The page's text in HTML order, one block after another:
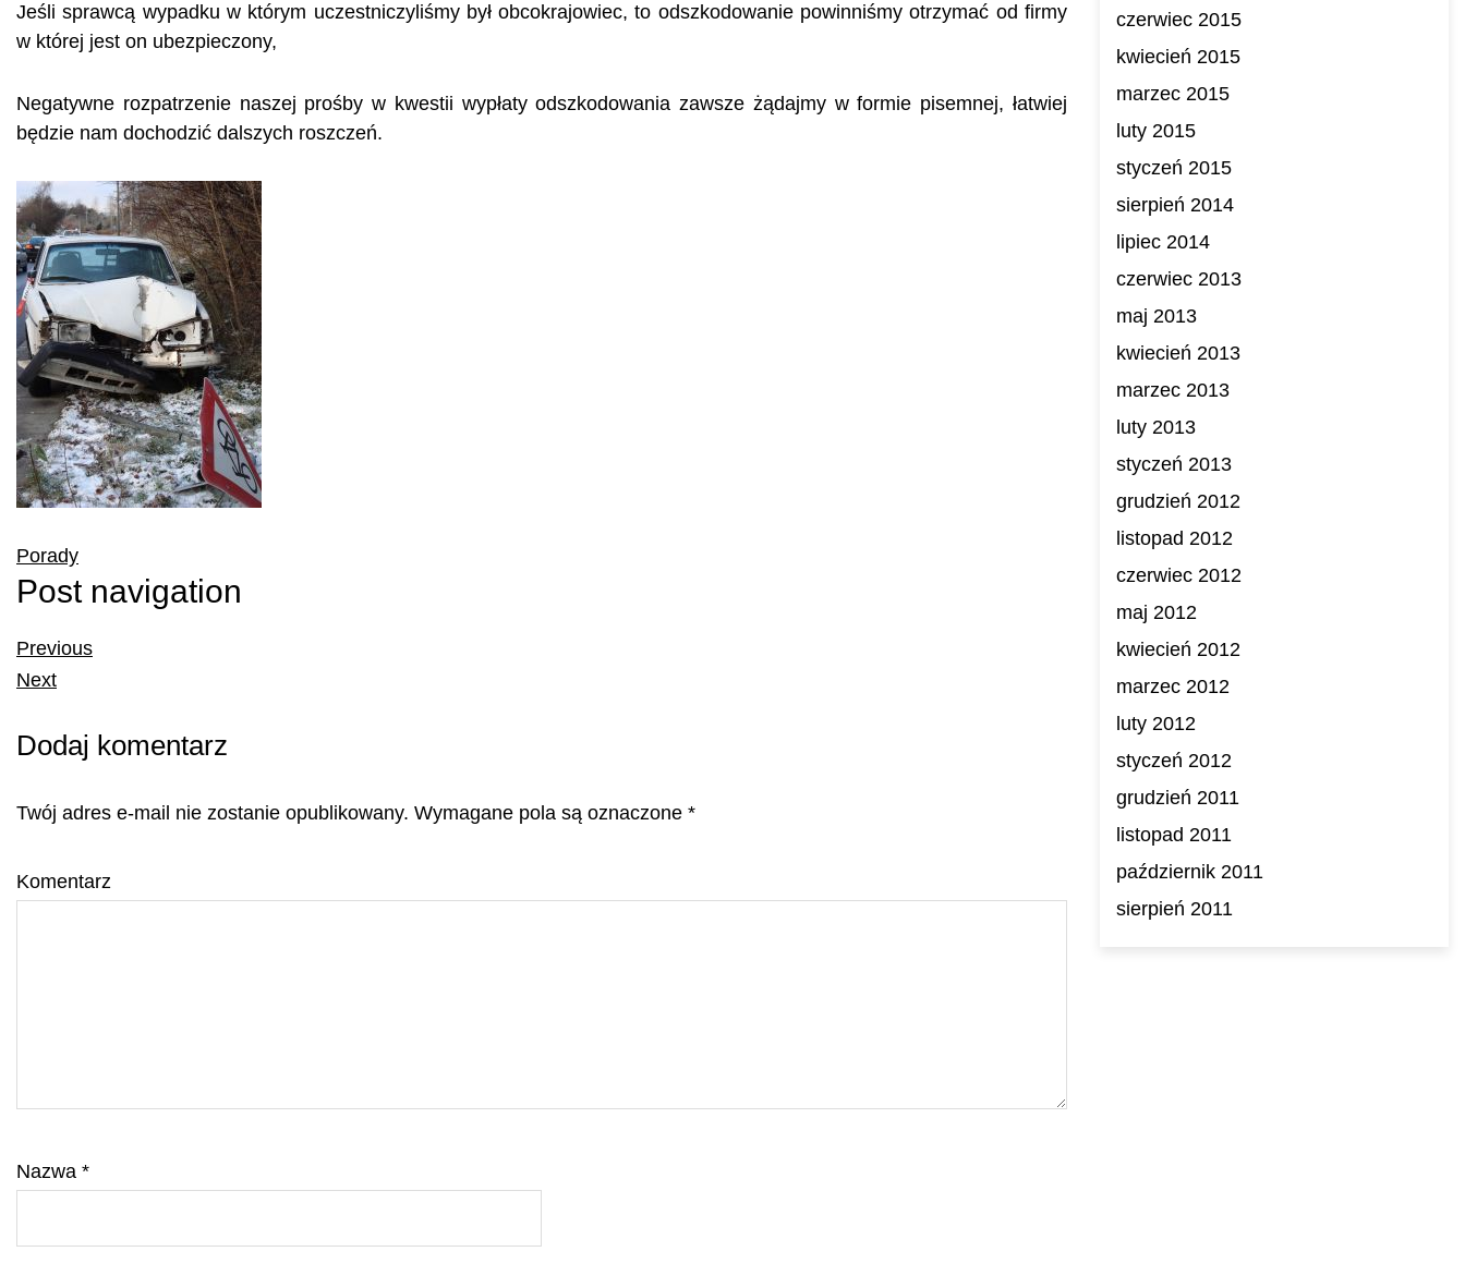
Jeśli sprawcą wypadku w którym uczestniczyliśmy był obcokrajowiec, to odszkodowanie powinniśmy otrzymać od firmy
w której jest on ubezpieczony,
Negatywne rozpatrzenie naszej prośby w kwestii wypłaty odszkodowania zawsze żądajmy w formie pisemnej, łatwiej
będzie nam dochodzić dalszych roszczeń.
Porady
Post navigation
Previous
Next
Dodaj komentarz
Twój adres e-mail nie zostanie opublikowany. Wymagane pola są oznaczone *
Komentarz
Nazwa *
czerwiec 2015
kwiecień 2015
marzec 2015
luty 2015
styczeń 2015
sierpień 2014
lipiec 2014
czerwiec 2013
maj 2013
kwiecień 2013
marzec 2013
luty 2013
styczeń 2013
grudzień 2012
listopad 2012
czerwiec 2012
maj 2012
kwiecień 2012
marzec 2012
luty 2012
styczeń 2012
grudzień 2011
listopad 2011
październik 2011
sierpień 2011